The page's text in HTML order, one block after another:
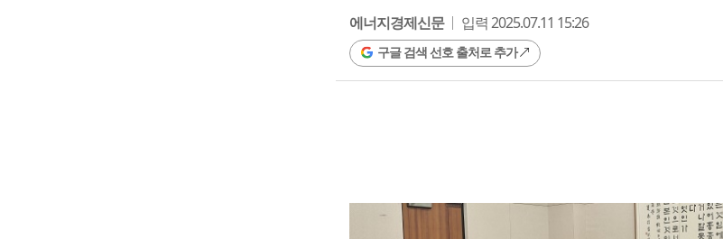
에너지경제신문
입력 2025.07.11 15:26
구글 검색 선호 출처로 추가